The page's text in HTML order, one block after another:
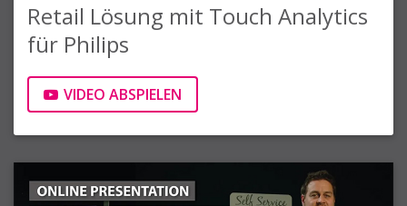
Retail Lösung mit Touch Analytics
für Philips
VIDEO ABSPIELEN